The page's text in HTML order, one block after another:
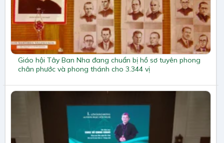
Giáo hội Tây Ban Nha đang chuẩn bị hồ sơ tuyên phong
chân phước và phong thánh cho 3.344 vị